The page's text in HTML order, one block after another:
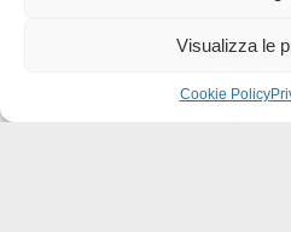
Visualizza le
Cookie Policy